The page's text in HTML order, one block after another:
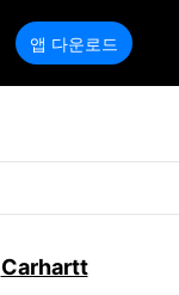
앱 다운로드
Carhartt